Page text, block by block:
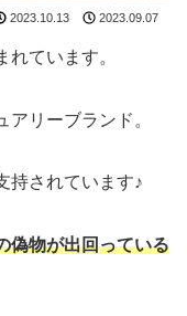
2023.10.13 2023.09.07
ています。
アリーブランド。
持されています♪
偽物が出回っている